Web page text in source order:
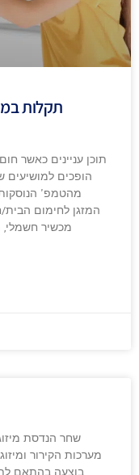
תקלות
תוכן עניינים כאשר
הופכים למושיעים
מהטמפ' הנוסקות
המזגן לחימום
מכשיר חשמלי,
מערכות הקירור